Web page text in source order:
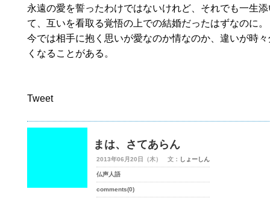
永遠の愛を誓ったわけではないけれど、それでも一生
て、互いを看取る覚悟の上での結婚だったはずなのに。
今では相手に抱く思いが愛なのか情なのか、違いが時
くなることがある。
Tweet
まは、さてあらん
2013年06月20日（木） 文： しょーしん
仏声人語
comments(0)